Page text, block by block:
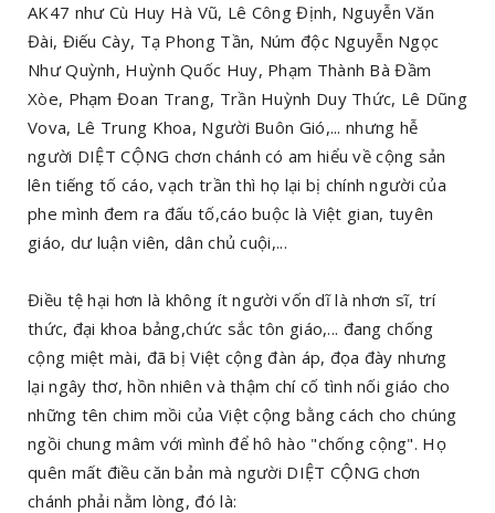
AK47 như Cù Huy Hà Vũ, Lê Công Định, Nguyễn Văn
Đài, Điếu Cày, Tạ Phong Tần, Núm độc Nguyễn Ngọc
Như Quỳnh, Huỳnh Quốc Huy, Phạm Thành Bà Đầm
Xòe, Phạm Đoan Trang, Trần Huỳnh Duy Thức, Lê Dũng
Vova, Lê Trung Khoa, Người Buôn Gió,... nhưng hễ
người DIỆT CỘNG chơn chánh có am hiểu về cộng sản
lên tiếng tố cáo, vạch trần thì họ lại bị chính người của
phe mình đem ra đấu tố,cáo buộc là Việt gian, tuyên
giáo, dư luận viên, dân chủ cuội,...
Điều tệ hại hơn là không ít người vốn dĩ là nhơn sĩ, trí
thức, đại khoa bảng,chức sắc tôn giáo,... đang chống
cộng miệt mài, đã bị Việt cộng đàn áp, đọa đày nhưng
lại ngây thơ, hồn nhiên và thậm chí cố tình nối giáo cho
những tên chim mồi của Việt cộng bằng cách cho chúng
ngồi chung mâm với mình để hô hào "chống cộng". Họ
quên mất điều căn bản mà người DIỆT CỘNG chơn
chánh phải nằm lòng, đó là: